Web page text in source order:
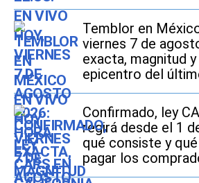
Temblor en
viernes 7 de
exacta, magnitud
epicentro del
Confirmado, ley
regirá desde el 1
qué consiste y
pagar los
vehículos usados